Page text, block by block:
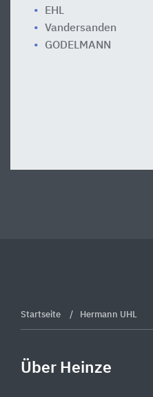
EHL
Vandersanden
GODELMANN
Startseite Hermann UHL
Über Heinze